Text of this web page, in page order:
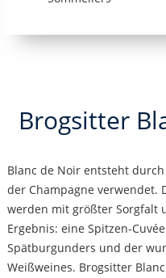
Brogsitter
Blanc de Noir entsteht
der Champagne verwendet.
werden mit größter Sorgfalt
Ergebnis: eine Spitzen-
Spätburgunders und der
Weißweines. Brogsitter